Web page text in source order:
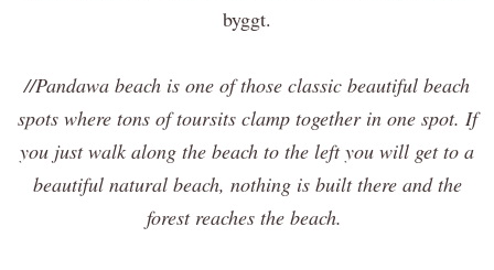
byggt.
//Pandawa beach is one of those classic beautiful beach
spots where tons of toursits clamp together in one spot. If
you just walk along the beach to the left you will get to a
beautiful natural beach, nothing is built there and the
forest reaches the beach.